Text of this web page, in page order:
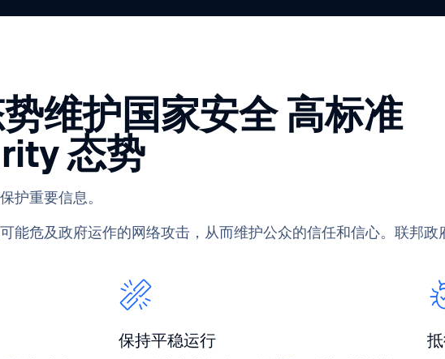
维护国家安全 高标准
态势
护重要信息。
能危及政府运作的网络攻击，从而维护公众的信任和信心。联邦政
保持平稳运行